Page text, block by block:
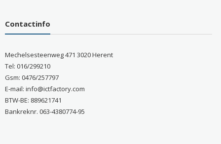
Contactinfo
Mechelsesteenweg 471 3020 Herent
Tel: 016/299210
Gsm: 0476/257797
E-mail: info@ictfactory.com
BTW-BE: 889621741
Bankreknr. 063-4380774-95